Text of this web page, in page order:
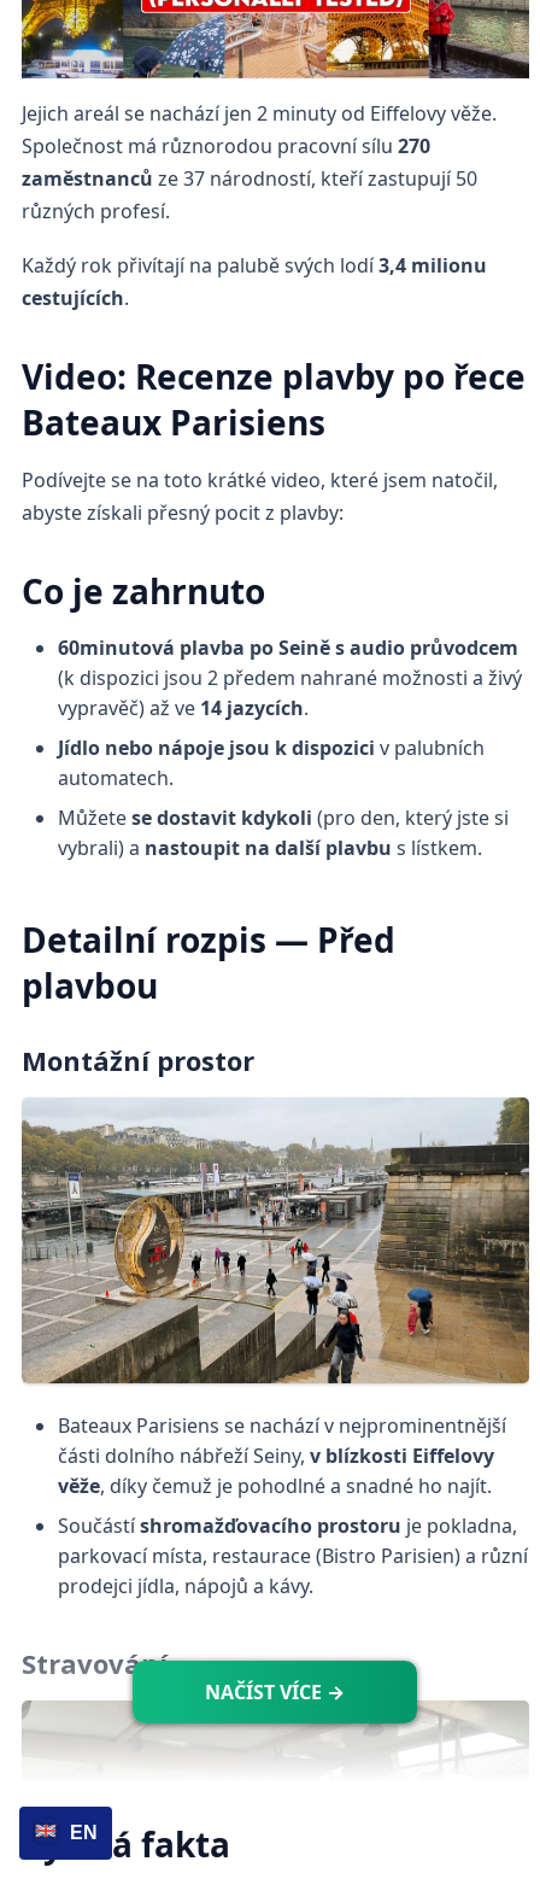
Jejich areál se nachází jen 2 minuty od Eiffelovy věže.
Společnost má různorodou pracovní sílu 270
zaměstnanců ze 37 národností, kteří zastupují 50
různých profesí.
Každý rok přivítají na palubě svých lodí3,4 milionu
cestujících.
Video: Recenze plavby po řece
Bateaux Parisiens
Podívejte se na toto krátké video, které jsem natočil,
abyste získali přesný pocit z plavby:
Co je zahrnuto
60minutová plavba po Seině s audio průvodcem
(k dispozici jsou 2 předem nahrané možnosti a živý
vypravěč) až ve 14 jazycích.
Jídlo nebo nápoje jsou k dispozici v palubních
automatech.
Můžetese dostavit kdykoli (pro den, který jste si
vybrali) a nastoupit na další plavbu s lístkem.
Detailní rozpis — Před
plavbou
Montážní prostor
Bateaux Parisiens se nachází v nejprominentnější
části dolního nábřeží Seiny, v blízkosti Eiffelovy
věže, díky čemuž je pohodlné a snadné ho najít.
Součástíshromažďovacího prostoru je pokladna,
parkovací místa, restaurace (Bistro Parisien) a různí
prodejci jídla, nápojů a kávy.
Stravování
NAČÍST VÍCE →
Rychlá fakta
EN